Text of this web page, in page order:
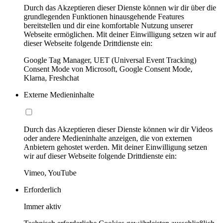
Durch das Akzeptieren dieser Dienste können wir dir über die
grundlegenden Funktionen hinausgehende Features
bereitstellen und dir eine komfortable Nutzung unserer
Webseite ermöglichen. Mit deiner Einwilligung setzen wir auf
dieser Webseite folgende Drittdienste ein:
Google Tag Manager, UET (Universal Event Tracking)
Consent Mode von Microsoft, Google Consent Mode,
Klarna, Freshchat
Externe Medieninhalte
Durch das Akzeptieren dieser Dienste können wir dir Videos
oder andere Medieninhalte anzeigen, die von externen
Anbietern gehostet werden. Mit deiner Einwilligung setzen
wir auf dieser Webseite folgende Drittdienste ein:
Vimeo, YouTube
Erforderlich
Immer aktiv